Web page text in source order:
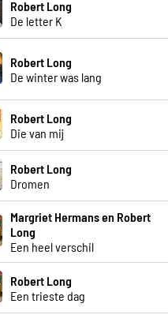
Robert Long
De letter K
Robert Long
De winter was lang
Robert Long
Die van mij
Robert Long
Dromen
Margriet Hermans en Robert
Long
Een heel verschil
Robert Long
Een trieste dag